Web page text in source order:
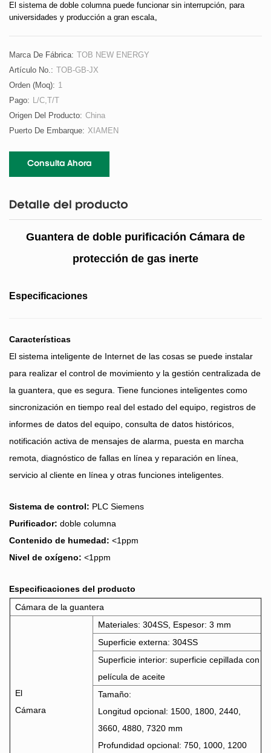
El sistema de doble columna puede funcionar sin interrupción, para
universidades y producción a gran escala。
Marca De Fábrica: TOB NEW ENERGY
Artículo No.: TOB-GB-JX
Orden (moq): 1
Pago: L/C,T/T
Origen Del Producto: China
Puerto De Embarque: XIAMEN
Consulta Ahora
Detalle del producto
Guantera de doble purificación Cámara de
protección de gas inerte
Especificaciones
Características
El sistema inteligente de Internet de las cosas se puede instalar
para realizar el control de movimiento y la gestión centralizada de
la guantera, que es segura. Tiene funciones inteligentes como
sincronización en tiempo real del estado del equipo, registros de
informes de datos del equipo, consulta de datos históricos,
notificación activa de mensajes de alarma, puesta en marcha
remota, diagnóstico de fallas en línea y reparación en línea,
servicio al cliente en línea y otras funciones inteligentes.
Sistema de control: PLC Siemens
Purificador: doble columna
Contenido de humedad: <1ppm
Nivel de oxígeno: <1ppm
Especificaciones del producto
Cámara de la guantera
El
Cámara
Materiales: 304SS, Espesor: 3 mm
Superficie externa: 304SS
Superficie interior: superficie cepillada con
película de aceite
Tamaño:
Longitud opcional: 1500, 1800, 2440,
3660, 4880, 7320 mm
Profundidad opcional: 750, 1000, 1200